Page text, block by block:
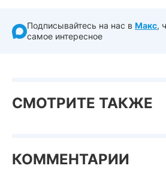
Подписывайтесь на нас в Макс,
самое интересное
СМОТРИТЕ ТАКЖЕ
КОММЕНТАРИИ